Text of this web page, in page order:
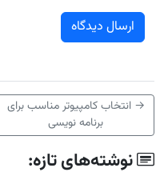
→ انتخاب کامپیوتر مناسب برای
برنامه نویسی
نوشته‌های تازه: